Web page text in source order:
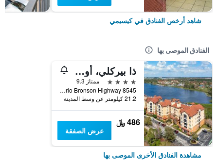
شاهد أرخص الفنادق في كيسيمي
الفنادق الموصى بها
ذا بيركلي، أورلاندو
4 نجوم
ممتاز 9.3
8545 W. Irlo Bronson Highway, كيسيمي, FL, الولايات المتحدة الأميريكية
21.2 كيلومتر عن وسط المدينة
486 ﷼
عرض الصفقة
مشاهدة الفنادق الأخرى الموصى بها